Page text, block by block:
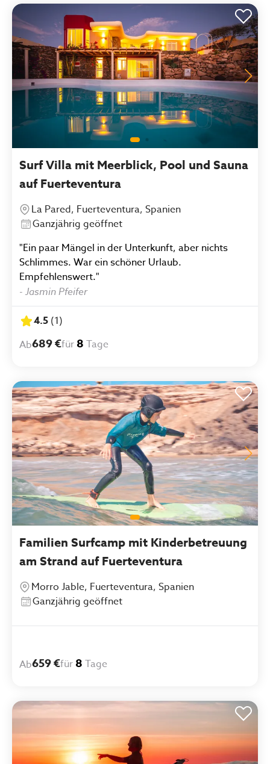
Surf Villa mit Meerblick, Pool und Sauna
auf Fuerteventura
La Pared, Fuerteventura, Spanien
Ganzjährig geöffnet
"Ein paar Mängel in der Unterkunft, aber nichts
Schlimmes. War ein schöner Urlaub.
Empfehlenswert."
- Jasmin Pfeifer
4.5 (1)
Ab689 €für 8 Tage
Familien Surfcamp mit Kinderbetreuung
am Strand auf Fuerteventura
Morro Jable, Fuerteventura, Spanien
Ganzjährig geöffnet
Ab659 €für 8 Tage